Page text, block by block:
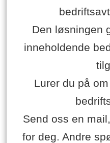
Den løsningen
inneholdende
Lurer du på
Send oss en
for deg. Andre